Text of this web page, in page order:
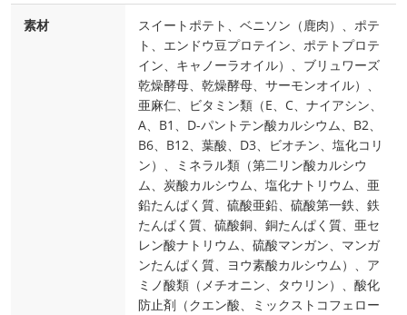
素材
スイートポテト、ベニソン（鹿肉）、ポテ
ト、エンドウ豆プロテイン、ポテトプロテ
イン、キャノーラオイル）、ブリュワーズ
乾燥酵母、乾燥酵母、サーモンオイル）、
亜麻仁、ビタミン類（E、C、ナイアシン、
A、B1、D-パントテン酸カルシウム、B2、
B6、B12、葉酸、D3、ビオチン、塩化コリ
ン）、ミネラル類（第二リン酸カルシウ
ム、炭酸カルシウム、塩化ナトリウム、亜
鉛たんぱく質、硫酸亜鉛、硫酸第一鉄、鉄
たんぱく質、硫酸銅、銅たんぱく質、亜セ
レン酸ナトリウム、硫酸マンガン、マンガ
ンたんぱく質、ヨウ素酸カルシウム）、ア
ミノ酸類（メチオニン、タウリン）、酸化
防止剤（クエン酸、ミックストコフェロー